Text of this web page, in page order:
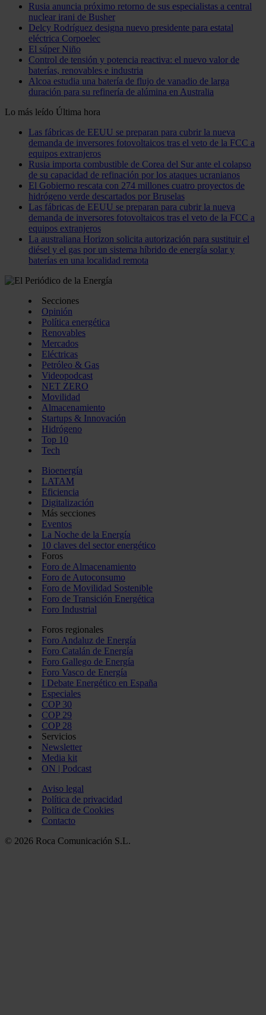
Rusia anuncia próximo retorno de sus especialistas a central
nuclear irani de Busher
Delcy Rodríguez designa nuevo presidente para estatal
eléctrica Corpoelec
El súper Niño
Control de tensión y potencia reactiva: el nuevo valor de
baterías, renovables e industria
Alcoa estudia una batería de flujo de vanadio de larga
duración para su refinería de alúmina en Australia
Lo más leído Última hora
Las fábricas de EEUU se preparan para cubrir la nueva
demanda de inversores fotovoltaicos tras el veto de la FCC a
equipos extranjeros
Rusia importa combustible de Corea del Sur ante el colapso
de su capacidad de refinación por los ataques ucranianos
El Gobierno rescata con 274 millones cuatro proyectos de
hidrógeno verde descartados por Bruselas
Las fábricas de EEUU se preparan para cubrir la nueva
demanda de inversores fotovoltaicos tras el veto de la FCC a
equipos extranjeros
La australiana Horizon solicita autorización para sustituir el
diésel y el gas por un sistema híbrido de energía solar y
baterías en una localidad remota
Secciones
Opinión
Política energética
Renovables
Mercados
Eléctricas
Petróleo & Gas
Videopodcast
NET ZERO
Movilidad
Almacenamiento
Startups & Innovación
Hidrógeno
Top 10
Tech
Bioenergía
LATAM
Eficiencia
Digitalización
Más secciones
Eventos
La Noche de la Energía
10 claves del sector energético
Foros
Foro de Almacenamiento
Foro de Autoconsumo
Foro de Movilidad Sostenible
Foro de Transición Energética
Foro Industrial
Foros regionales
Foro Andaluz de Energía
Foro Catalán de Energía
Foro Gallego de Energía
Foro Vasco de Energía
I Debate Energético en España
Especiales
COP 30
COP 29
COP 28
Servicios
Newsletter
Media kit
ON | Podcast
Aviso legal
Política de privacidad
Política de Cookies
Contacto
© 2026 Roca Comunicación S.L.